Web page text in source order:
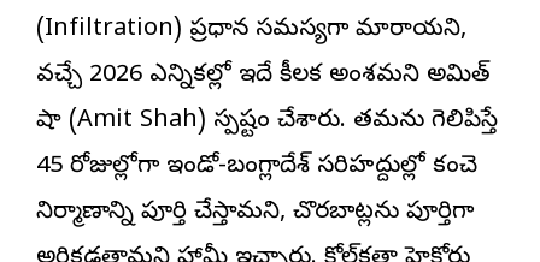
(Infiltration) ప్రధాన సమస్యగా మారాయని,
వచ్చే 2026 ఎన్నికల్లో ఇదే కీలక అంశమని అమిత్
షా (Amit Shah) స్పష్టం చేశారు. తమను గెలిపిస్తే
45 రోజుల్లోగా ఇండో-బంగ్లాదేశ్ సరిహద్దుల్లో కంచె
నిర్మాణాన్ని పూర్తి చేస్తామని, చొరబాట్లను పూర్తిగా